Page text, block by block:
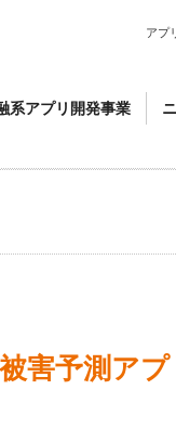
アプ
系アプリ開発事業
害予測ア